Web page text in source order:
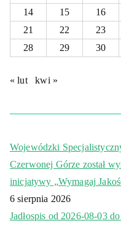
14
15 16
21
22 23
28
29 30
« lut kwi »
Wojewódzki
Czerwonej Górze został
inicjatywy „Wymagaj
6 sierpnia 2026
Jadłospis od 2026-08-03